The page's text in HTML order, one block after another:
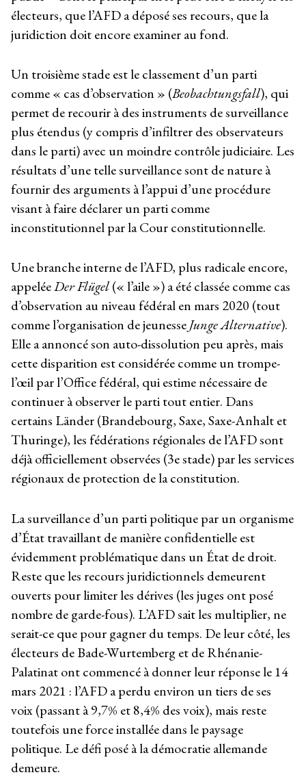
électeurs, que l’AFD a déposé ses recours, que la
juridiction doit encore examiner au fond.
Un troisième stade est le classement d’un parti
comme « cas d’observation » (Beobachtungsfall), qui
permet de recourir à des instruments de surveillance
plus étendus (y compris d’infiltrer des observateurs
dans le parti) avec un moindre contrôle judiciaire. Les
résultats d’une telle surveillance sont de nature à
fournir des arguments à l’appui d’une procédure
visant à faire déclarer un parti comme
inconstitutionnel par la Cour constitutionnelle.
Une branche interne de l’AFD, plus radicale encore,
appeléeDer Flügel(« l’aile ») a été classée comme cas
d’observation au niveau fédéral en mars 2020 (tout
comme l’organisation de jeunesseJunge Alternative).
Elle a annoncé son auto-dissolution peu après, mais
cette disparition est considérée comme un trompe-
l’œil par l’Office fédéral, qui estime nécessaire de
continuer à observer le parti tout entier. Dans
certains Länder (Brandebourg, Saxe, Saxe-Anhalt et
Thuringe), les fédérations régionales de l’AFD sont
déjà officiellement observées (3estade) par les services
régionaux de protection de la constitution.
La surveillance d’un parti politique par un organisme
d’État travaillant de manière confidentielle est
évidemment problématique dans un État de droit.
Reste que les recours juridictionnels demeurent
ouverts pour limiter les dérives (les juges ont posé
nombre de garde-fous). L’AFD sait les multiplier, ne
serait-ce que pour gagner du temps. De leur côté, les
électeurs de Bade-Wurtemberg et de Rhénanie-
Palatinat ont commencé à donner leur réponse le 14
mars 2021 : l’AFD a perdu environ un tiers de ses
voix (passant à 9,7% et 8,4% des voix), mais reste
toutefois une force installée dans le paysage
politique. Le défi posé à la démocratie allemande
demeure.